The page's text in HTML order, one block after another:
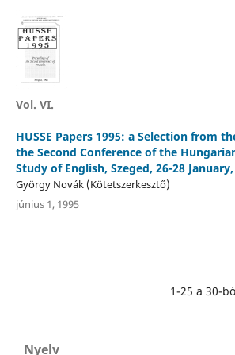
Vol. VI.
HUSSE Papers 1995: a Selection from
the Second Conference of the
Study of English, Szeged, 26-28 January,
György Novák (Kötetszerkesztő)
június 1, 1995
1-25 a 30-
Nyelv